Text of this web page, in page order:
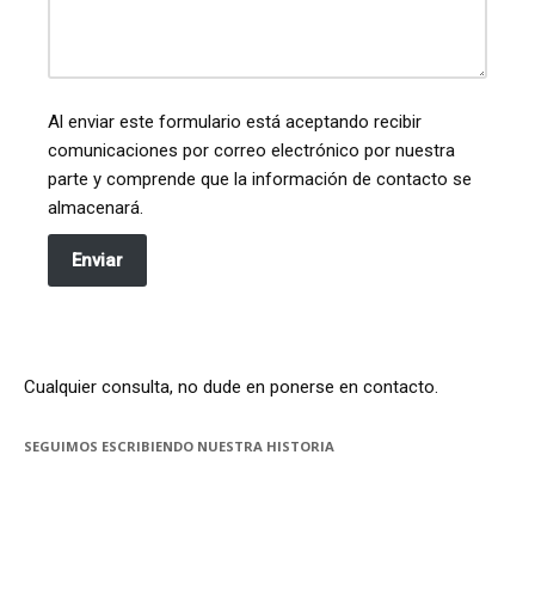
Al enviar este formulario está aceptando recibir
comunicaciones por correo electrónico por nuestra
parte y comprende que la información de contacto se
almacenará.
Enviar
Cualquier consulta, no dude en ponerse en contacto.
SEGUIMOS ESCRIBIENDO NUESTRA HISTORIA